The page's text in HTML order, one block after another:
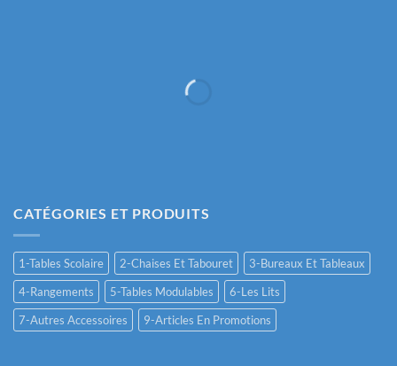
CATÉGORIES ET PRODUITS
1-Tables Scolaire 2-Chaises Et Tabouret
3-Bureaux Et Tableaux
4-Rangements
5-Tables Modulables
6-Les Lits
7-Autres Accessoires
9-Articles En Promotions